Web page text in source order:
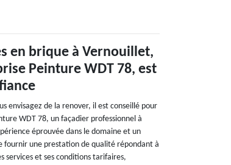
en brique à Vernouillet,
Peinture WDT 78, est
envisagez de la renover, il est conseillé pour
WDT 78, un façadier professionnel à
éprouvée dans le domaine et un
fournir une prestation de qualité répondant à
services et ses conditions tarifaires,